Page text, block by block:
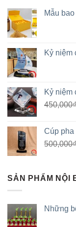
Mẫu
Kỷ niệm
Kỷ niệm
450,000₫
Cúp pha
500,000₫
SẢN PHẨM NỘI
Những